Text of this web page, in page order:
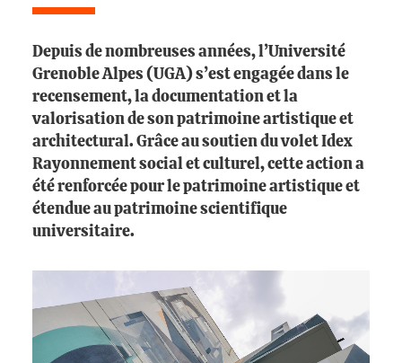
Depuis de nombreuses années, l’Université
Grenoble Alpes (UGA) s’est engagée dans le
recensement, la documentation et la
valorisation de son patrimoine artistique et
architectural. Grâce au soutien du volet Idex
Rayonnement social et culturel, cette action a
été renforcée pour le patrimoine artistique et
étendue au patrimoine scientifique
universitaire.